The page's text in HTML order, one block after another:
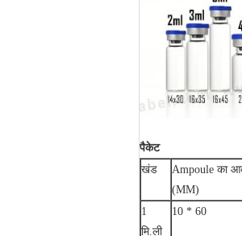
पैकेट
खंड
Ampoule का
(MM)
1
मि.ली
10 * 60